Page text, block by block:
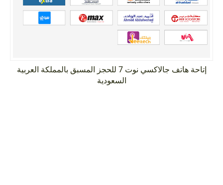
إتاحة هاتف جالاكسي نوت 7 للحجز المسبق بالمملكة العربية
السعودية